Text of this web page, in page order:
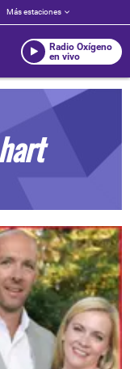
Más estaciones
Radio Oxígeno
en vivo